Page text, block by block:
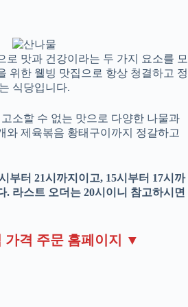
로 맛과 건강이라는 두 가지 요소를 모
위한 웰빙 맛집으로 항상 청결하고 정
식당입니다.
소할 수 없는 맛으로 다양한 나물과
와 제육볶음 황태구이까지 정갈하고
부터 21시까지이고, 15시부터 17시까
. 라스트 오더는 20시이니 참고하시면
가격 주문 홈페이지 ▼